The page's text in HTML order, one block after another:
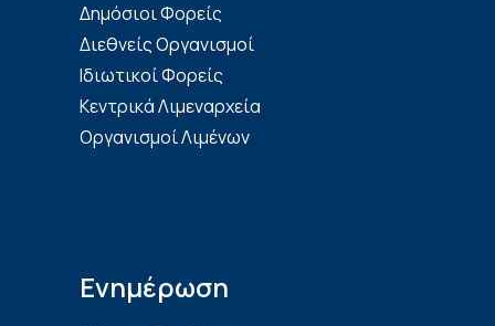
Δημόσιοι Φορείς
Διεθνείς Οργανισμοί
Ιδιωτικοί Φορείς
Κεντρικά Λιμεναρχεία
Οργανισμοί Λιμένων
Ενημέρωση